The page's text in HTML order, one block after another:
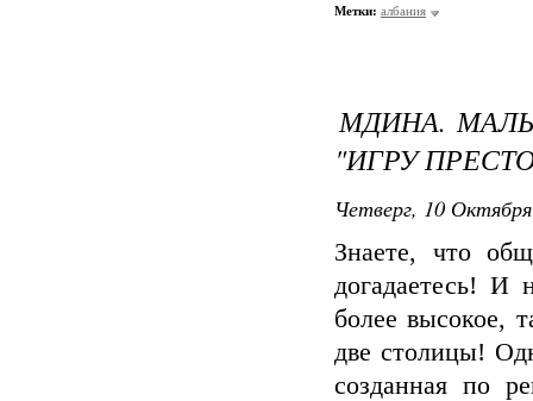
Метки: албания
МДИНА.
"ИГРУ
Четверг, 10
Знаете, что
догадаетесь! И
более высокое,
две столицы!
созданная по